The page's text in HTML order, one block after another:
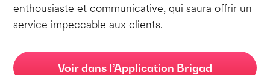
enthousiaste et communicative, qui saura offrir un
service impeccable aux clients.
Voir dans l’Application Brigad